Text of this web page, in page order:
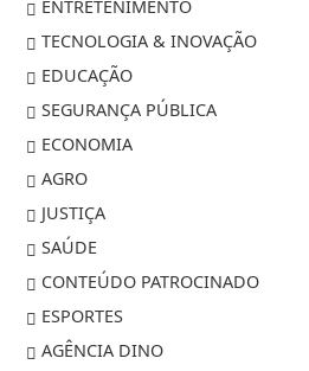
ENTRETENIMENTO
TECNOLOGIA & INOVAÇÃO
EDUCAÇÃO
SEGURANÇA PÚBLICA
ECONOMIA
AGRO
JUSTIÇA
SAÚDE
CONTEÚDO PATROCINADO
ESPORTES
AGÊNCIA DINO